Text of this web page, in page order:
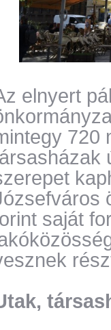
elnyert
720
saját